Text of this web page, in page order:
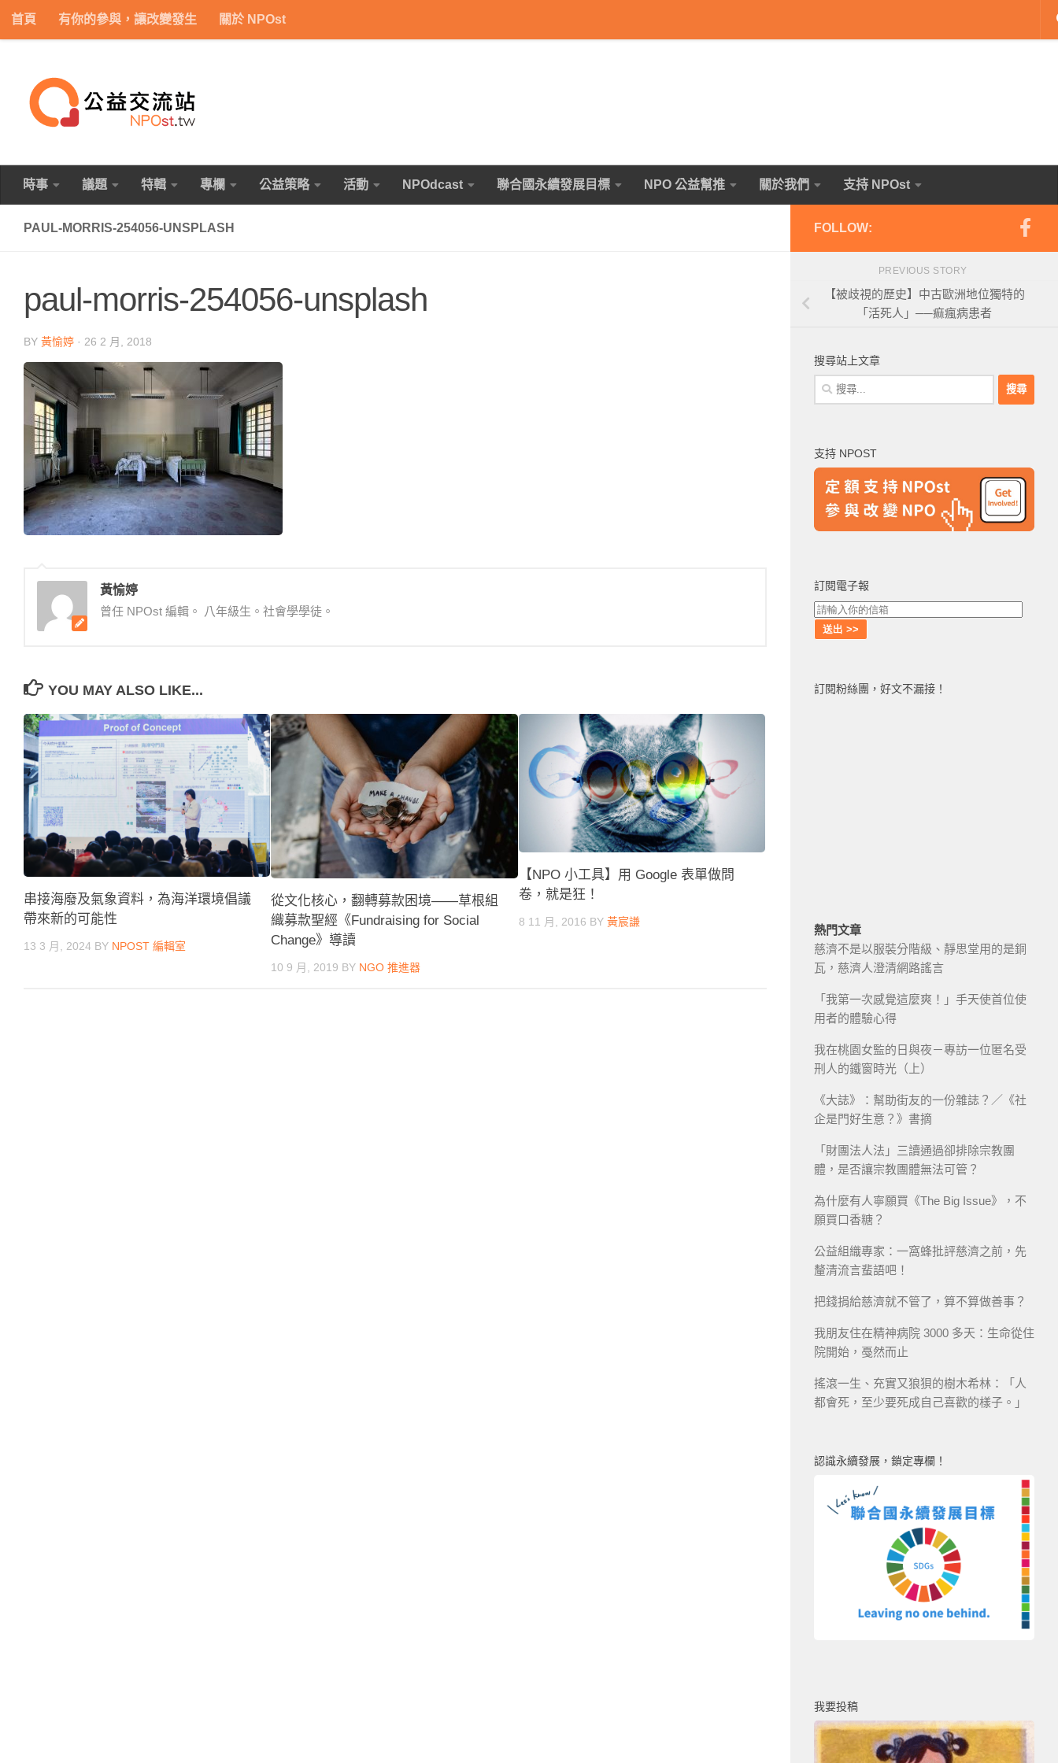
Skip to content
首頁 有你的參與，讓改變發生 關於 NPOst
時事 議題 特輯 專欄 公益策略 活動 NPOdcast 聯合國永續發展目標 NPO 公益幫推 關於我們 支持 NPOst
PAUL-MORRIS-254056-UNSPLASH
paul-morris-254056-unsplash
BY 黃愉婷 · 26 2 月, 2018
黃愉婷
曾任 NPOst 編輯。 八年級生。社會學學徒。
YOU MAY ALSO LIKE...
串接海廢及氣象資料，為海洋環境倡議
帶來新的可能性
13 3 月, 2024 BY NPOST 編輯室
從文化核心，翻轉募款困境——草根組
織募款聖經《Fundraising for Social
Change》導讀
10 9 月, 2019 BY NGO 推進器
【NPO 小工具】用 Google 表單做問
卷，就是狂！
8 11 月, 2016 BY 黃宸謙
FOLLOW:
PREVIOUS STORY
【被歧視的歷史】中古歐洲地位獨特的
「活死人」──痲瘋病患者
搜尋站上文章
搜
尋
字:
支持 NPOST
訂閱電子報
訂閱粉絲團，好文不漏接！
熱門文章
慈濟不是以服裝分階級、靜思堂用的是銅
瓦，慈濟人澄清網路謠言
「我第一次感覺這麼爽！」手天使首位使
用者的體驗心得
我在桃園女監的日與夜－專訪一位匿名受
刑人的鐵窗時光（上）
《大誌》：幫助街友的一份雜誌？／《社
企是門好生意？》書摘
「財團法人法」三讀通過卻排除宗教團
體，是否讓宗教團體無法可管？
為什麼有人寧願買《The Big Issue》，不
願買口香糖？
公益組織專家：一窩蜂批評慈濟之前，先
釐清流言蜚語吧！
把錢捐給慈濟就不管了，算不算做善事？
我朋友住在精神病院 3000 多天：生命從住
院開始，戞然而止
搖滾一生、充實又狼狽的樹木希林：「人
都會死，至少要死成自己喜歡的樣子。」
認識永續發展，鎖定專欄！
我要投稿